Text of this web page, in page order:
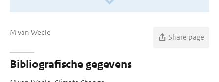
M van Weele
Share page
Bibliografische gegevens